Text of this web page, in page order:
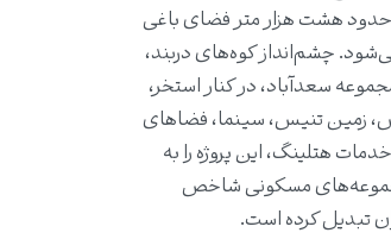
حدود هشت هزار متر فضای باغی
چشم‌انداز کوه‌های دربند،
سعدآباد، در کنار استخر،
زمین تنیس، سینما، فضاهای
هتلینگ، این پروژه را به
مسکونی شاخص
تبدیل کرده است.